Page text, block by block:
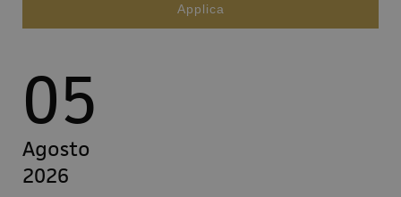
05
Agosto
2026